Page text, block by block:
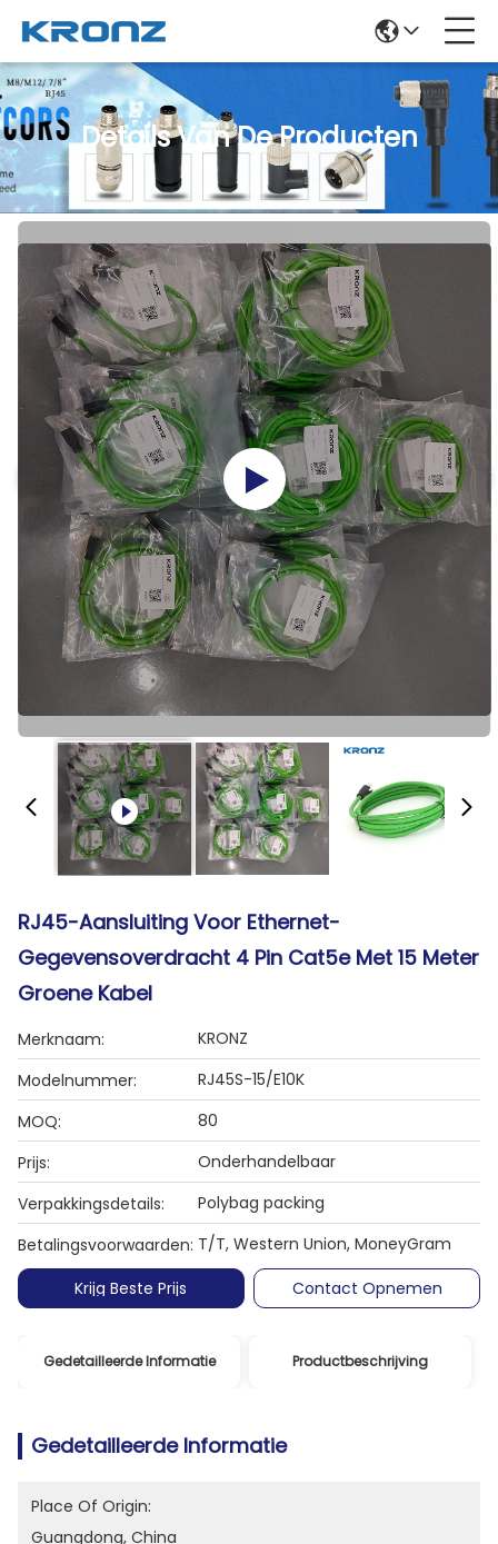
Details Van De Producten
RJ45-Aansluiting Voor Ethernet-
Gegevensoverdracht 4 Pin Cat5e Met 15 Meter
Groene Kabel
Merknaam:
KRONZ
Modelnummer:
RJ45S-15/E10K
MOQ:
80
Prijs:
Onderhandelbaar
Verpakkingsdetails:
Polybag packing
Betalingsvoorwaarden: T/T, Western Union, MoneyGram
Krijg Beste Prijs
Contact Opnemen
Gedetailleerde Informatie Productbeschrijving
Gedetailleerde Informatie
Place Of Origin:
Guangdong, China